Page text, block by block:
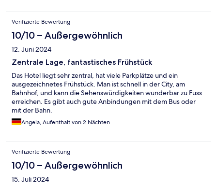
Verifizierte Bewertung
10/10 – Außergewöhnlich
12. Juni 2024
Zentrale Lage, fantastisches Frühstück
Das Hotel liegt sehr zentral, hat viele Parkplätze und ein
ausgezeichnetes Frühstück. Man ist schnell in der City, am
Bahnhof, und kann die Sehenswürdigkeiten wunderbar zu Fuss
erreichen. Es gibt auch gute Anbindungen mit dem Bus oder
mit der Bahn.
Angela, Aufenthalt von 2 Nächten
Verifizierte Bewertung
10/10 – Außergewöhnlich
15. Juli 2024